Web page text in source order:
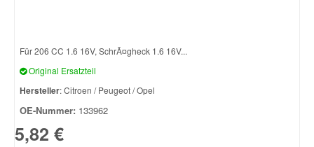
Für 206 CC 1.6 16V, SchrÃ¤gheck 1.6 16V...
Original Ersatzteil
Hersteller: Citroen / Peugeot / Opel
OE-Nummer: 133962
5,82 €